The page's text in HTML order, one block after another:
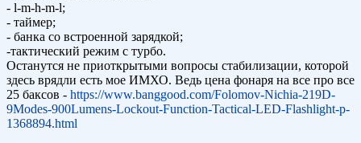
- l-m-h-m-l;
- таймер;
- банка со встроенной зарядкой;
-тактический режим с турбо.
Останутся не приоткрытыми вопросы стабилизации, которой
здесь врядли есть мое ИМХО. Ведь цена фонаря на все про все
25 баксов - https://www.banggood.com/Folomov-Nichia-219D-
9Modes-900Lumens-Lockout-Function-Tactical-LED-Flashlight-p-
1368894.html